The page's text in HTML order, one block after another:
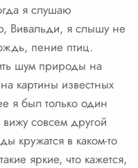
я слушаю
Вивальди, я слышу не
пение птиц.
шум природы на
картины известных
я был только один
совсем другой
кружатся в каком-то
яркие, что кажется,